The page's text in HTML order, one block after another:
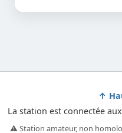
↑
La station est connectée
⚠️ Station amateur, non